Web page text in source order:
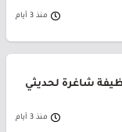
منذ 3 أيام
شاغرة لحديثي
منذ 3 أيام